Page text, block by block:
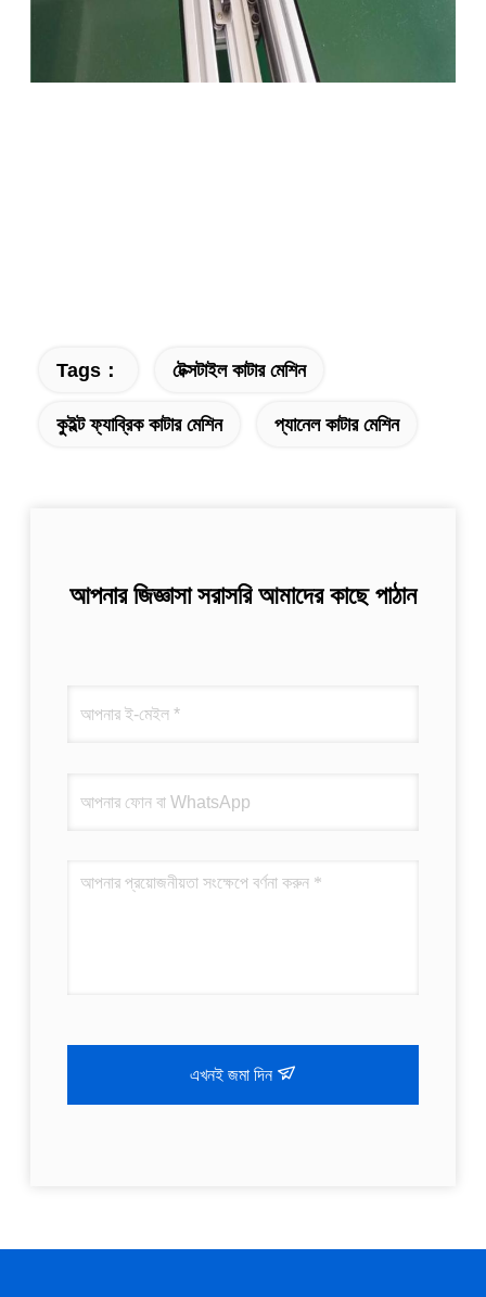
Tags： টেক্সটাইল কাটার মেশিন
কুইল্ট ফ্যাব্রিক কাটার মেশিন প্যানেল কাটার মেশিন
আপনার জিজ্ঞাসা সরাসরি আমাদের কাছে পাঠান
এখনই জমা দিন